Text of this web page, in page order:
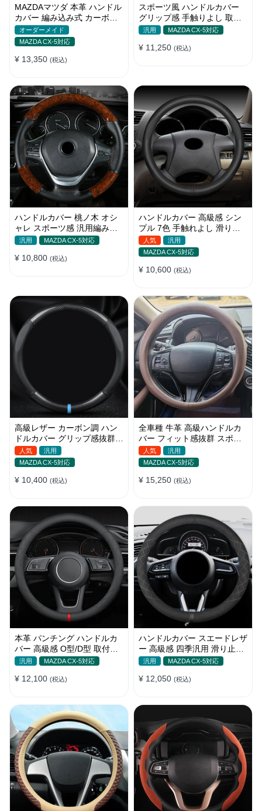
MAZDAマツダ 本革 ハンドル
カバー 編み込み式 カーボン
調 グリップ感抜群 かっこい
い
オーダーメイド
MAZDA CX-5対応
¥ 13,350 (税込)
スポーツ風 ハンドルカバー
グリップ感 手触りよし 取り
付け簡単 パンチング加工 35-
汎用 MAZDA CX-5対応
¥ 11,250 (税込)
ハンドルカバー 桃ノ木 オシ
ャレ スポーツ感 汎用編み込
み式 優れた耐摩耗性 38CM
汎用 MAZDA CX-5対応
¥ 10,800 (税込)
ハンドルカバー 高級感 シン
プル 7色 手触れよし 滑り止
め O型/D型 軽/普自動車
38CM
人気
汎用
MAZDA CX-5対応
¥ 10,600 (税込)
高級レザー カーボン調 ハン
ドルカバー グリップ感抜群
スポーツ感 安全 耐久性
38CM
人気
汎用
MAZDA CX-5対応
¥ 10,400 (税込)
全車種 牛革 高級ハンドルカ
バー フィット感抜群 スポー
ツ感 おしゃれ O型/D型
37~38CM
人気
汎用
MAZDA CX-5対応
¥ 15,250 (税込)
本革 パンチング ハンドルカ
バー 高級感 O型/D型 取付簡
単 滑り止め 超薄い 38CM
汎用 MAZDA CX-5対応
¥ 12,100 (税込)
ハンドルカバー スエードレザ
ー 高級感 四季汎用 滑り止め
O型-D型 軽/普自動車 SUV
汎用 MAZDA CX-5対応
¥ 12,050 (税込)